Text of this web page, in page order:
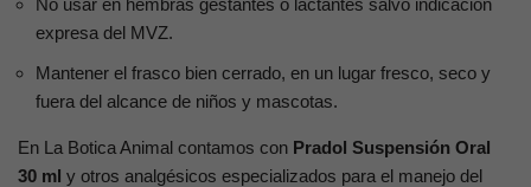
expresa del MVZ.
Mantener el frasco bien cerrado, en un lugar fresco, seco y
fuera del alcance de niños y mascotas.
En La Botica Animal contamos con Pradol Suspensión Oral
30 ml y otros analgésicos especializados para el manejo del